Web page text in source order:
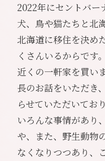
2022年にセントバー
犬、鳥や猫たちと北
北海道に移住を決め
くさんいるからです
近くの一軒家を買い
長のお話をいただき
らせていただいてお
いろんな事情があり
や、また、野生動物
なくなりつつあり、